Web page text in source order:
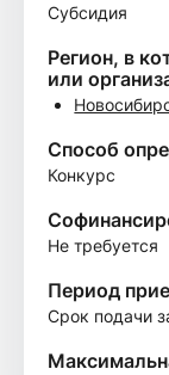
Субсидия
Регион, в
или
Способ
Конкурс
Не требуется
Период
Срок подачи